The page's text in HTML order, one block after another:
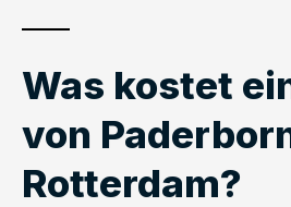
Was kostet
von
Rotterdam?